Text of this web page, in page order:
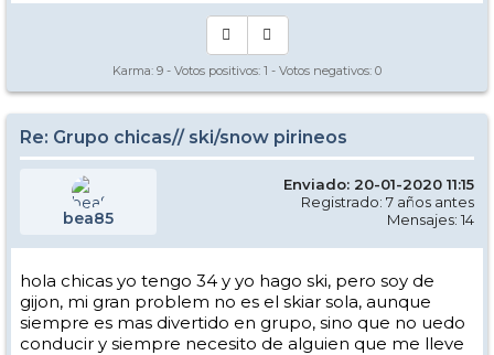
Karma: 9 - Votos positivos: 1 - Votos negativos: 0
Re: Grupo chicas// ski/snow pirineos
bea85
Enviado: 20-01-2020 11:15
Registrado: 7 años antes
Mensajes: 14
hola chicas yo tengo 34 y yo hago ski, pero soy de
gijon, mi gran problem no es el skiar sola, aunque
siempre es mas divertido en grupo, sino que no uedo
conducir y siempre necesito de alguien que me lleve